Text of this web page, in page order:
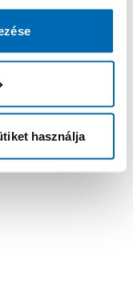
használja